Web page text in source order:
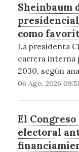
Sheinbaum
como
La presidenta
carrera interna
2030, según
06 Ago, 2026
El
electoral